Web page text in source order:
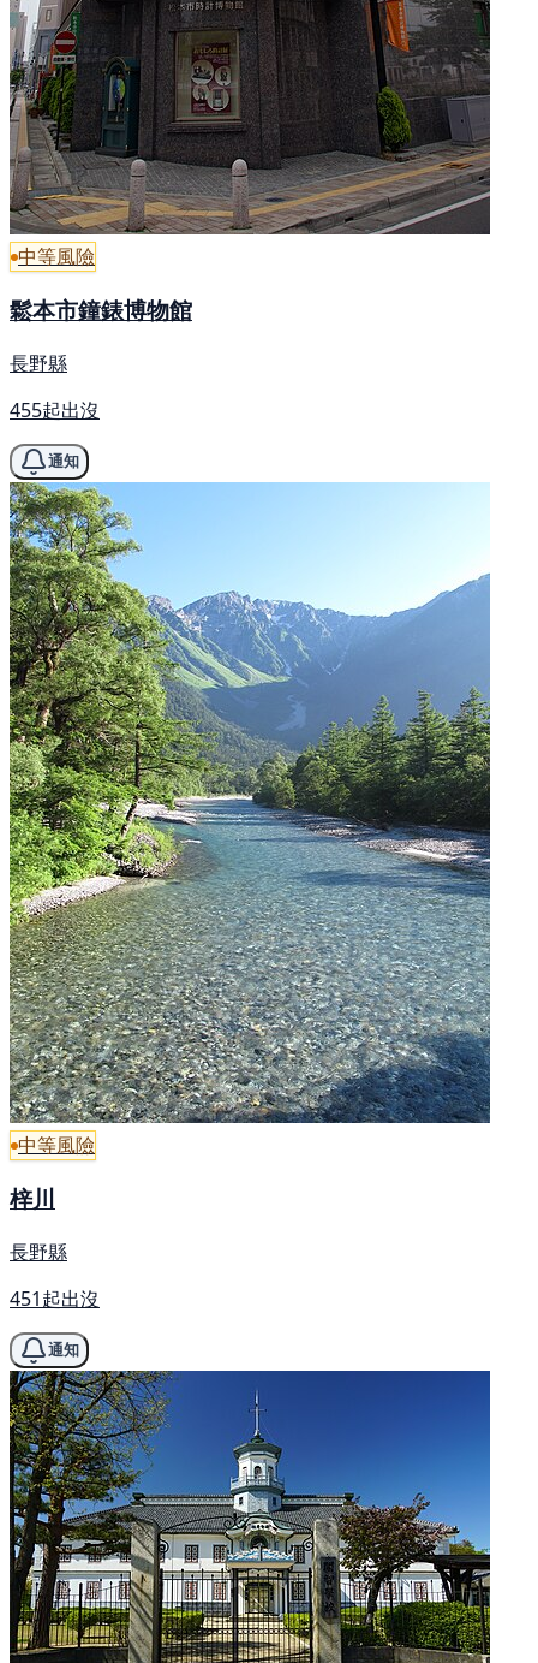
中等風險
鬆本市鐘錶博物館
長野縣
455起出沒
通知
中等風險
梓川
長野縣
451起出沒
通知